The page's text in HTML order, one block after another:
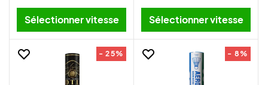
Sélectionner vitesse Sélectionner vitesse
- 25% - 8%